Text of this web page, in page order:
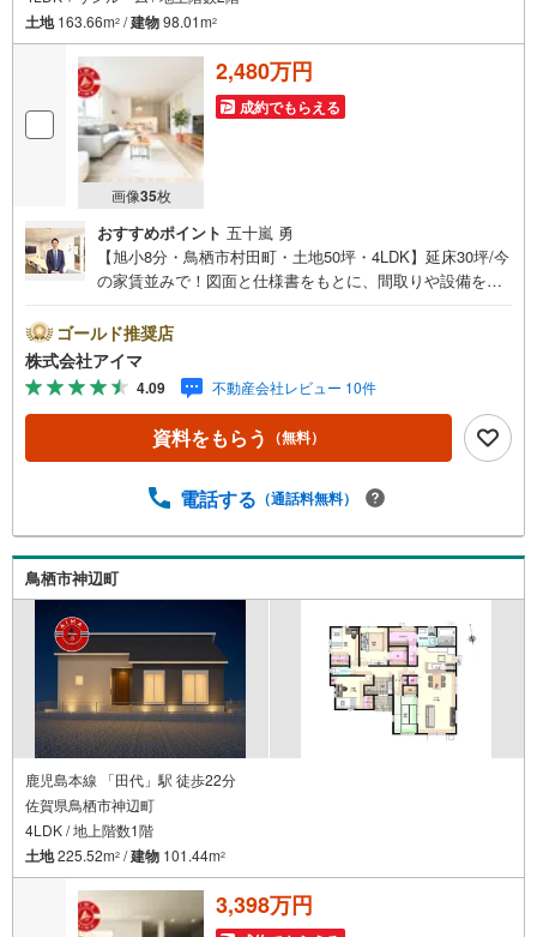
土地163.66m2 /建物98.01m2
画像35枚
2,480万円
成約でもらえる
おすすめポイント 五十嵐 勇
【旭小8分・鳥栖市村田町・土地50坪・4LDK】延床30坪/今
の家賃並みで！図面と仕様書をもとに、間取りや設備をじ
K・LDK15帖以上。土地約50坪・延床約30坪と、暮らしの
広さを数字でご確認いただけます。■品質・保証住まいの品
質を支える裏付けです。基礎は面で支えるベタ基礎。地盤
調査を実施済み。設計住宅性能評価を取得。ほかに建設住
宅性能評価付・制震構造・築2年以内・外壁サイディングも
備えます。■通学・周辺2駅を使い分けできます。2沿線利
す。■アイマのサポートアイマは佐賀の新築一戸建て・マン
と提携/最長50年の返済プランもご用意平日も夜間もご見学
OK/ご自宅・最寄り駅まで送迎無料/オンライン相談OK「見
るだけ」「ローン相談だけ」でも歓迎します他社でローン
談くださいお住まい探しのご相談だけでも承っております
ゴールド推奨店
株式会社アイマ
4.09 不動産会社レビュー 10件
資料をもらう （無料）
電話する （通話料無料）
鳥栖市神辺町
鹿児島本線 「田代」駅 徒歩22分
佐賀県鳥栖市神辺町
4LDK / 地上階数1階
土地225.52m2 /建物 101.44m2
3,398万円